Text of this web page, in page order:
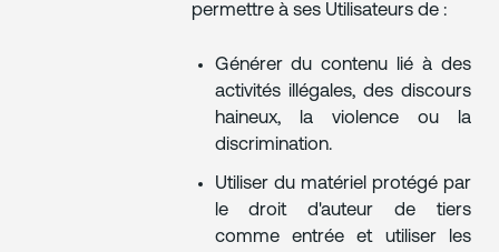
permettre à ses Utilisateurs de :
Générer du contenu lié à des
activités illégales, des discours
haineux, la violence ou la
discrimination.
Utiliser du matériel protégé par
le droit d'auteur de tiers
comme entrée et utiliser les